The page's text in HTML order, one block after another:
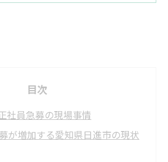
目次
社員急募の現場事情
が増加する愛知県日進市の現状